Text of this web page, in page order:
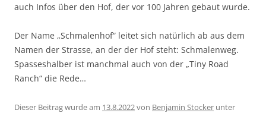
auch Infos über den Hof, der vor 100 Jahren gebaut wurde.
Der Name „Schmalenhof“ leitet sich natürlich ab aus dem
Namen der Strasse, an der der Hof steht: Schmalenweg.
Spasseshalber ist manchmal auch von der „Tiny Road
Ranch“ die Rede…
Dieser Beitrag wurde am 13.8.2022von Benjamin Stocker unter